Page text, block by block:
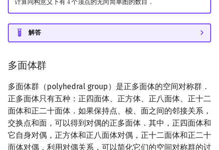
计算同构意义下有 4
4个顶点的无向简单图的数目．
解答
多面体群
多面体群（polyhedral group）是正多面体的空间对称群．
正多面体只有五种：正四面体、正方体、正八面体、正十二
面体和正二十面体．如果保持点、棱、面之间的邻接关系，
交换点和面，可以得到对偶的正多面体．其中，正四面体和
它自身对偶，正方体和正八面体对偶，正十二面体和正二十
面体对偶．利用对偶关系，可以简化它们的空间对称群的讨